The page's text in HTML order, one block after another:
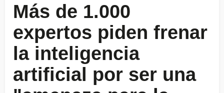
Más de 1.000
expertos piden frenar
la inteligencia
artificial por ser una